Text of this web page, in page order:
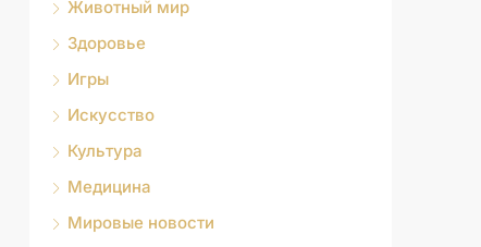
Животный мир
Здоровье
Игры
Искусство
Культура
Медицина
Мировые новости